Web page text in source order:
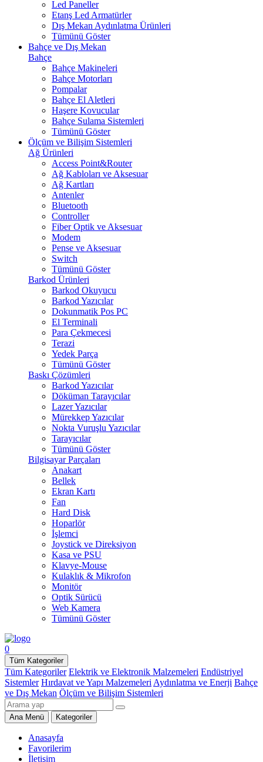
Led Paneller
Etanş Led Armatürler
Dış Mekan Aydınlatma Ürünleri
Tümünü Göster
Bahçe ve Dış Mekan
Bahçe
Bahçe Makineleri
Bahçe Motorları
Pompalar
Bahçe El Aletleri
Haşere Kovucular
Bahçe Sulama Sistemleri
Tümünü Göster
Ölçüm ve Bilişim Sistemleri
Ağ Ürünleri
Access Point&Router
Ağ Kabloları ve Aksesuar
Ağ Kartları
Antenler
Bluetooth
Controller
Fiber Optik ve Aksesuar
Modem
Pense ve Aksesuar
Switch
Tümünü Göster
Barkod Ürünleri
Barkod Okuyucu
Barkod Yazıcılar
Dokunmatik Pos PC
El Terminali
Para Çekmecesi
Terazi
Yedek Parça
Tümünü Göster
Baskı Çözümleri
Barkod Yazıcılar
Döküman Tarayıcılar
Lazer Yazıcılar
Mürekkep Yazıcılar
Nokta Vuruşlu Yazıcılar
Tarayıcılar
Tümünü Göster
Bilgisayar Parçaları
Anakart
Bellek
Ekran Kartı
Fan
Hard Disk
Hoparlör
İşlemci
Joystick ve Direksiyon
Kasa ve PSU
Klavye-Mouse
Kulaklık & Mikrofon
Monitör
Optik Sürücü
Web Kamera
Tümünü Göster
0
Tüm Kategoriler
Tüm Kategoriler Elektrik ve Elektronik Malzemeleri Endüstriyel
Sistemler Hırdavat ve Yapı Malzemeleri Aydınlatma ve Enerji Bahçe
ve Dış Mekan Ölçüm ve Bilişim Sistemleri
Ana Menü Kategoriler
Anasayfa
Favorilerim
İletişim